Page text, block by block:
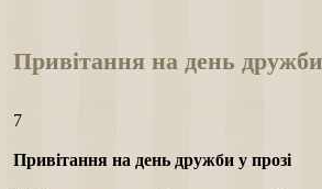
Привітання на день дружби
7
Привітання на день дружби у прозі